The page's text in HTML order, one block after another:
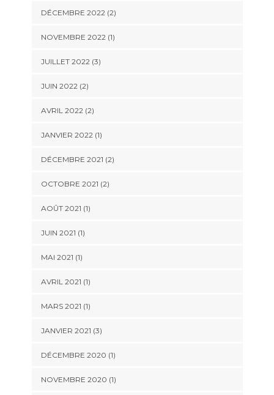
DÉCEMBRE 2022(2)
NOVEMBRE 2022(1)
JUILLET 2022(3)
JUIN 2022(2)
AVRIL 2022(2)
JANVIER 2022(1)
DÉCEMBRE 2021 (2)
OCTOBRE 2021 (2)
AOÛT 2021 (1)
JUIN 2021 (1)
MAI 2021 (1)
AVRIL 2021 (1)
MARS 2021 (1)
JANVIER 2021 (3)
DÉCEMBRE 2020 (1)
NOVEMBRE 2020 (1)